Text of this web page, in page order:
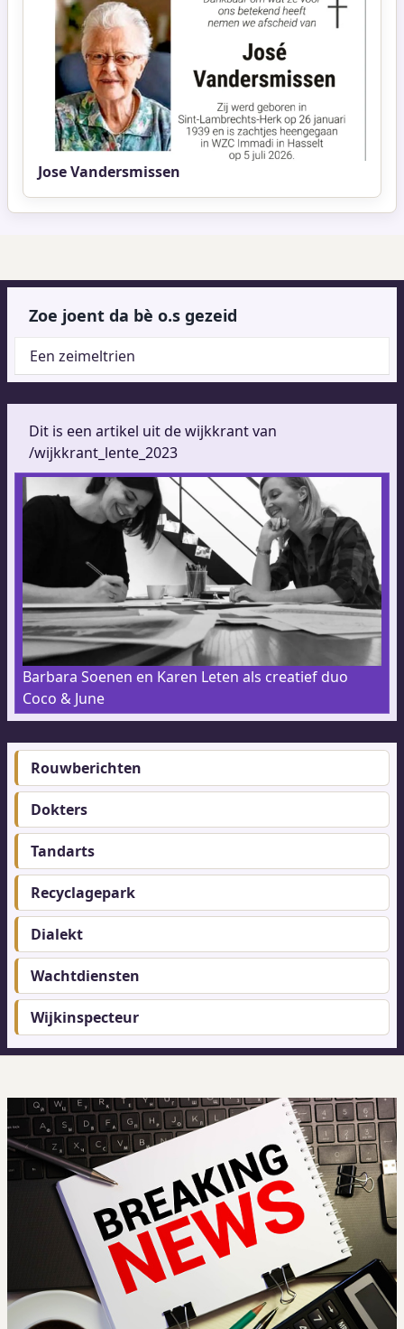
Jose Vandersmissen
Zoe joent da bè o.s gezeid
Een zeimeltrien
Dit is een artikel uit de wijkkrant van
/wijkkrant_lente_2023
Barbara Soenen en Karen Leten als creatief duo
Coco & June
Footer-
menu
Rouwberichten
Dokters
Tandarts
Recyclagepark
Dialekt
Wachtdiensten
Wijkinspecteur